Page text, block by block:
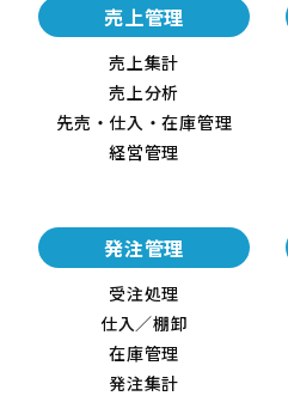
売上管理
売上集計
売上分析
先売・仕入・在庫管理
経営管理
発注管理
受注処理
仕入／棚卸
在庫管理
発注集計